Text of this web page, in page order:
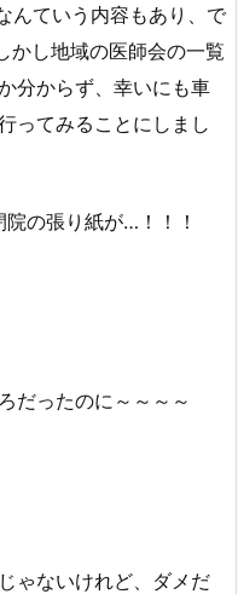
んていう内容もあり、で
かし地域の医師会の一覧
分からず、幸いにも車
ってみることにしまし
の張り紙が…！！！
だったのに～～～～
ゃないけれど、ダメだ